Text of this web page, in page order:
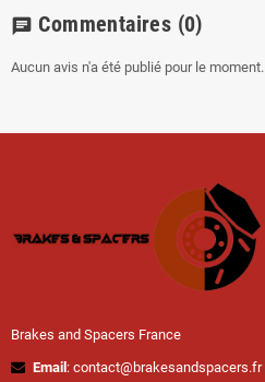
chat Commentaires (0)
Aucun avis n'a été publié pour le moment.
Brakes and Spacers France
Email : contact@brakesandspacers.fr